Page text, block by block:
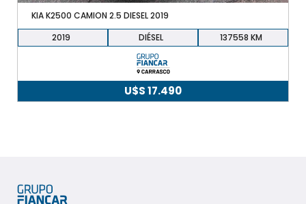
KIA K2500 CAMION 2.5 DIESEL 2019
2019
DIÉSEL 137558
U$S17.490